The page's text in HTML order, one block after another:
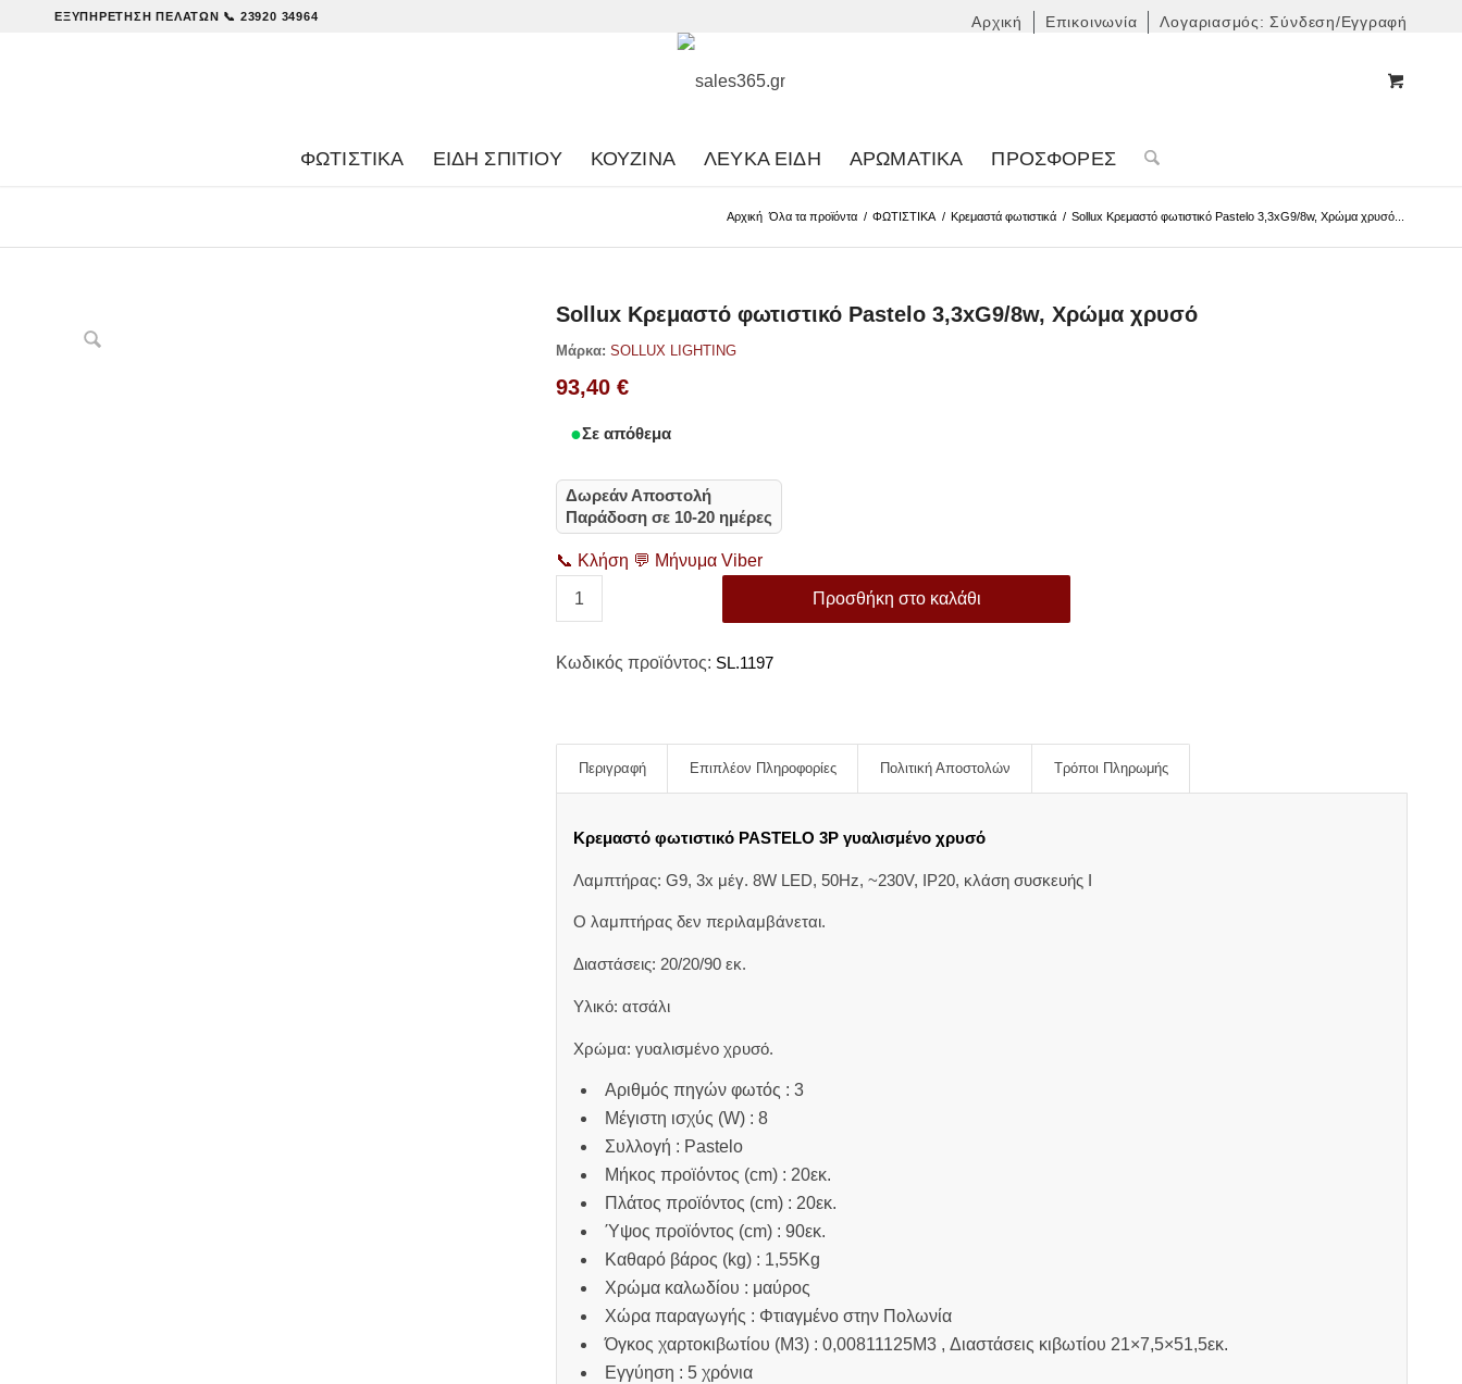
Αρχική Επικοινωνία Λογαριασμός: Σύνδεση/Εγγραφή
ΕΞΥΠΗΡΈΤΗΣΗ ΠΕΛΑΤΏΝ 📞 23920 34964
ΦΩΤΙΣΤΙΚΑ ΕΊΔΗ ΣΠΙΤΙΟΎ ΚΟΥΖΊΝΑ ΛΕΥΚΆ ΕΊΔΗ ΑΡΩΜΑΤΙΚΆ ΠΡΟΣΦΟΡΈΣ
Αρχική Όλα τα προϊόντα / ΦΩΤΙΣΤΙΚΑ / Κρεμαστά φωτιστικά / Sollux Κρεμαστό φωτιστικό Pastelo 3,3xG9/8w, Χρώμα χρυσό...
Sollux Κρεμαστό φωτιστικό Pastelo 3,3xG9/8w, Χρώμα χρυσό
Μάρκα: SOLLUX LIGHTING
93,40 €
Σε απόθεμα
Δωρεάν Αποστολή
Παράδοση σε 10-20 ημέρες
📞 Κλήση 💬 Μήνυμα Viber
Προσθήκη στο καλάθι
Κωδικός προϊόντος: SL.1197
Περιγραφή Επιπλέον Πληροφορίες Πολιτική Αποστολών Τρόποι Πληρωμής
Κρεμαστό φωτιστικό PASTELO 3P γυαλισμένο χρυσό
Λαμπτήρας: G9, 3x μέγ. 8W LED, 50Hz, ~230V, IP20, κλάση συσκευής I
Ο λαμπτήρας δεν περιλαμβάνεται.
Διαστάσεις: 20/20/90 εκ.
Υλικό: ατσάλι
Χρώμα: γυαλισμένο χρυσό.
Αριθμός πηγών φωτός : 3
Μέγιστη ισχύς (W) : 8
Συλλογή : Pastelo
Μήκος προϊόντος (cm) : 20εκ.
Πλάτος προϊόντος (cm) : 20εκ.
Ύψος προϊόντος (cm) : 90εκ.
Καθαρό βάρος (kg) : 1,55Kg
Χρώμα καλωδίου : μαύρος
Χώρα παραγωγής : Φτιαγμένο στην Πολωνία
Όγκος χαρτοκιβωτίου (M3) : 0,00811125M3 , Διαστάσεις κιβωτίου 21×7,5×51,5εκ.
Εγγύηση : 5 χρόνια